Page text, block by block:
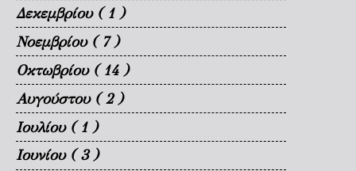
Δεκεμβρίου ( 1 )
Νοεμβρίου ( 7 )
Οκτωβρίου ( 14 )
Αυγούστου ( 2 )
Ιουλίου ( 1 )
Ιουνίου ( 3 )